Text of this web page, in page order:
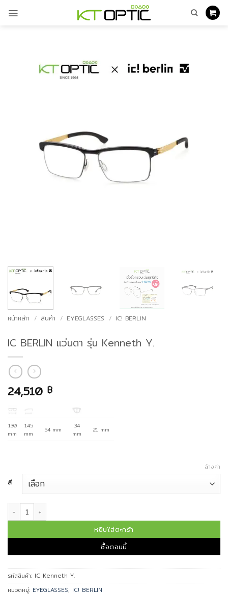
หน้าหลัก / สินค้า / EYEGLASSES / IC! BERLIN
IC BERLIN แว่นตา รุ่น Kenneth Y.
24,510 ฿
130
mm
145
mm
54 mm
34
mm
21 mm
สี
ล้างค่า
จำนวน IC BERLIN แว่นตา รุ่น Kenneth Y. ชิ้น
หยิบใส่ตะกร้า
ซื้อตอนนี้
รหัสสินค้า: IC Kenneth Y.
หมวดหมู่: EYEGLASSES, IC! BERLIN